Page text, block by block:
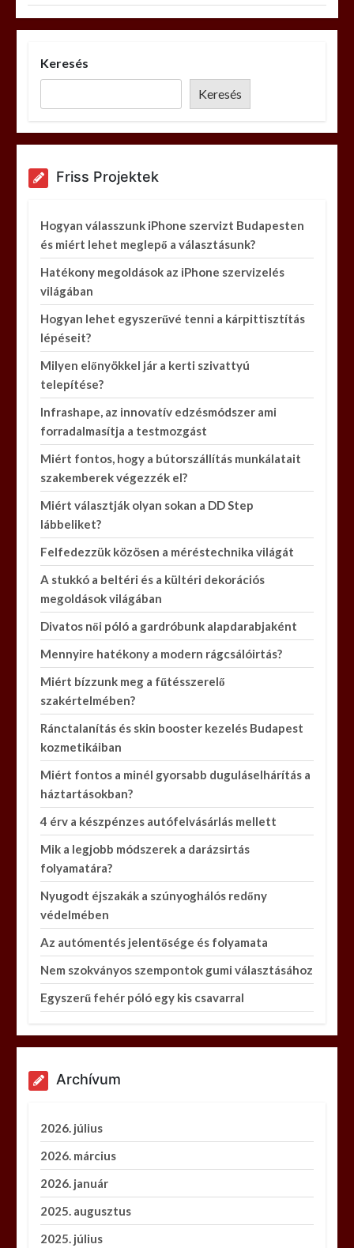
Keresés
Keresés
Friss Projektek
Hogyan válasszunk iPhone szervizt Budapesten
és miért lehet meglepő a választásunk?
Hatékony megoldások az iPhone szervizelés
világában
Hogyan lehet egyszerűvé tenni a kárpittisztítás
lépéseit?
Milyen előnyökkel jár a kerti szivattyú
telepítése?
Infrashape, az innovatív edzésmódszer ami
forradalmasítja a testmozgást
Miért fontos, hogy a bútorszállítás munkálatait
szakemberek végezzék el?
Miért választják olyan sokan a DD Step
lábbeliket?
Felfedezzük közösen a méréstechnika világát
A stukkó a beltéri és a kültéri dekorációs
megoldások világában
Divatos női póló a gardróbunk alapdarabjaként
Mennyire hatékony a modern rágcsálóirtás?
Miért bízzunk meg a fűtésszerelő
szakértelmében?
Ránctalanítás és skin booster kezelés Budapest
kozmetikáiban
Miért fontos a minél gyorsabb duguláselhárítás a
háztartásokban?
4 érv a készpénzes autófelvásárlás mellett
Mik a legjobb módszerek a darázsirtás
folyamatára?
Nyugodt éjszakák a szúnyoghálós redőny
védelmében
Az autómentés jelentősége és folyamata
Nem szokványos szempontok gumi választásához
Egyszerű fehér póló egy kis csavarral
Archívum
2026. július
2026. március
2026. január
2025. augusztus
2025. július